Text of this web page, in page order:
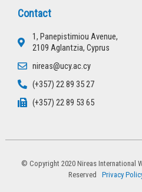
Contact
1, Panepistimiou Avenue,
2109 Aglantzia, Cyprus
nireas@ucy.ac.cy
(+357) 22 89 35 27
(+357) 22 89 53 65
© Copyright 2020 Nireas International
Reserved Privacy